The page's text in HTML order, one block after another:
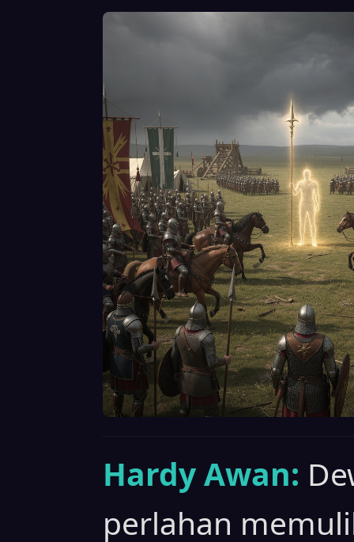
Hardy Awan:
perlahan